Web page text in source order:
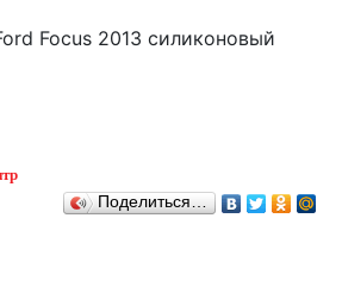
Focus 2013 силиконовый
Поделиться…